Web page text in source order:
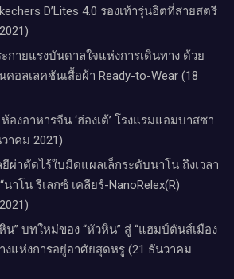
D’Lites 4.0 รองเท้ารุ่นฮิตที่สายสตรี
กายแรงบันดาลใจแห่งการเดินทาง ด้วย
อลเลคชันเสื้อผ้า Ready-to-Wear (18
ง​อาหารจีน​ ‘ฮ่องเต้’ โรงแรม​แอม​บาส​ซา​
าคม 2021)
ผ่าตัดไร้ใบมีดแผลเล็กระดับนาโน ถึงเวลา
าโน รีเลกซ์ เคลียร์-NanoRelex(R)
น” บทใหม่ของ “หัวหิน” สู่ “แฮมป์ตันส์เมือง
แห่งการอยู่อาศัยสุดหรู (21 ธันวาคม